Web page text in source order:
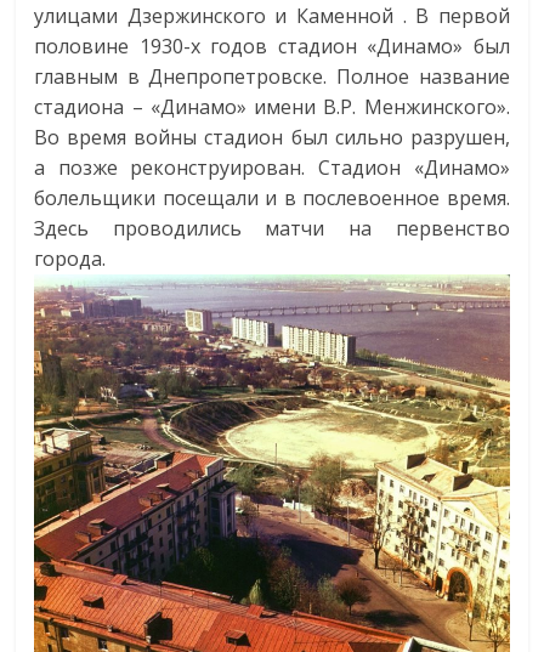
улицами Дзержинского и Каменной . В первой
половине 1930-х годов стадион «Динамо» был
главным в Днепропетровске. Полное название
стадиона – «Динамо» имени В.Р. Менжинского».
Во время войны стадион был сильно разрушен,
а позже реконструирован. Стадион «Динамо»
болельщики посещали и в послевоенное время.
Здесь проводились матчи на первенство
города.